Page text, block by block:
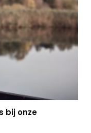
bij onze